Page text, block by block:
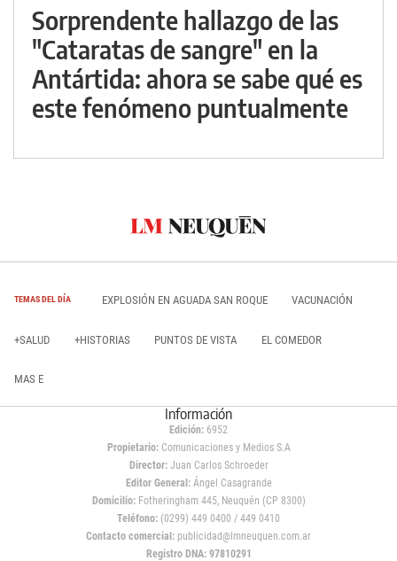
Sorprendente hallazgo de las
"Cataratas de sangre" en la
Antártida: ahora se sabe qué es
este fenómeno puntualmente
TEMAS DEL DÍA EXPLOSIÓN EN AGUADA SAN ROQUE VACUNACIÓN
+SALUD +HISTORIAS PUNTOS DE VISTA EL COMEDOR
MAS E
Información
Edición: 6952
Propietario:Comunicaciones y Medios S.A
Director: Juan Carlos Schroeder
Editor General:Ángel Casagrande
Domicilio:Fotheringham 445, Neuquén (CP 8300)
Teléfono: (0299) 449 0400 / 449 0410
Contacto comercial: publicidad@lmneuquen.com.ar
Registro DNA: 97810291